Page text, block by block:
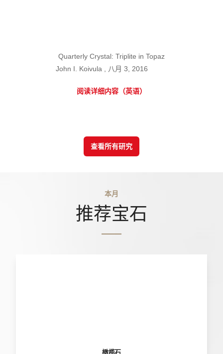
Quarterly Crystal: Triplite in Topaz
John I. Koivula , 八月 3, 2016
阅读详细内容（英语）
查看所有研究
本月
推荐宝石
橄榄石